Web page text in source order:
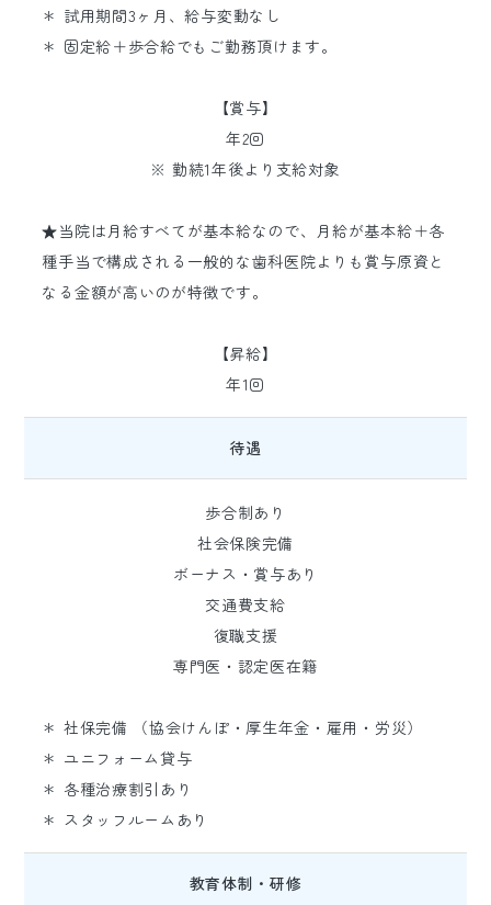
＊ 試用期間3ヶ月、給与変動なし
＊ 固定給＋歩合給でもご勤務頂けます。
【賞与】
年2回
※ 勤続1年後より支給対象
★当院は月給すべてが基本給なので、月給が基本給＋各
種手当で構成される一般的な歯科医院よりも賞与原資と
なる金額が高いのが特徴です。
【昇給】
年1回
待遇
歩合制あり
社会保険完備
ボーナス・賞与あり
交通費支給
復職支援
専門医・認定医在籍
＊ 社保完備 （協会けんぽ・厚生年金・雇用・労災）
＊ ユニフォーム貸与
＊ 各種治療割引あり
＊ スタッフルームあり
教育体制・研修